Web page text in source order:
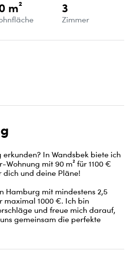
m² 3
Zimmer
In Wandsbek biete ich
mit 90 m² für 1100 €
dich und deine Pläne!
Hamburg mit mindestens 2,5
maximal 1000 €. Ich bin
und freue mich darauf,
gemeinsam die perfekte